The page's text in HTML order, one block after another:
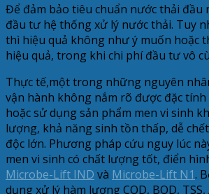
Để đảm bảo tiêu chuẩn nước thải đầu
đầu tư hệ thống xử lý nước thải. Tuy
thì hiệu quả không như ý muốn hoặc
hiệu quả, trong khi chi phí đầu tư vô
Thực tế,một trong những nguyên
vận hành không nắm rõ được đặc tính
hoặc sử dụng sản phẩm men vi sinh
lượng, khả năng sinh tồn thấp, dễ
độc lớn. Phương pháp cứu nguy lúc
men vi sinh có chất lượng tốt, điển
Microbe-Lift IND và Microbe-Lift N1.
dụng xử lý hàm lượng COD, BOD,